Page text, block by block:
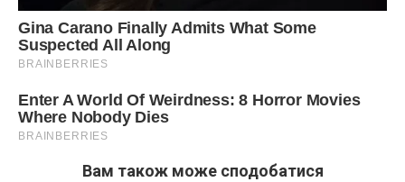
Вам також може сподобатися